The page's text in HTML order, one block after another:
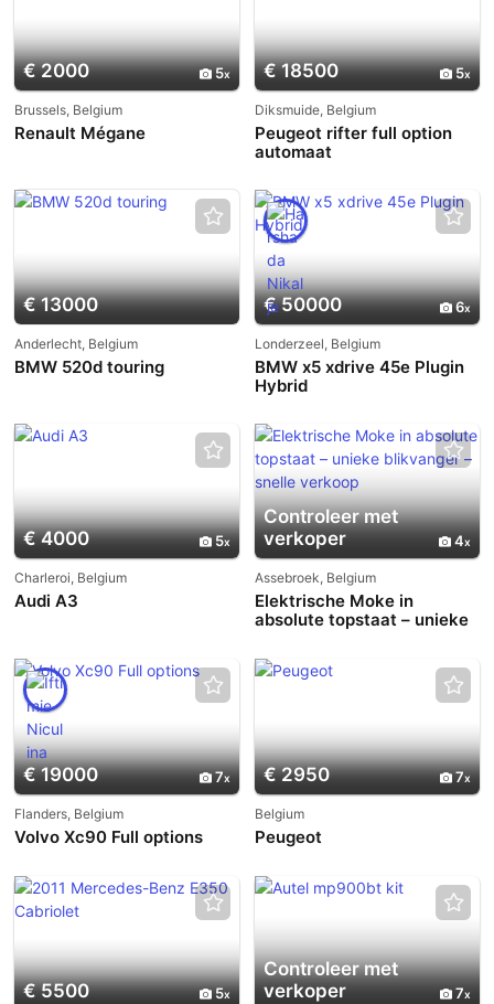
€ 2000 5
Brussels, Belgium
Renault Mégane
€ 18500 5
Diksmuide, Belgium
Peugeot rifter full option
automaat
€ 13000
Anderlecht, Belgium
BMW 520d touring
€ 50000 6
Londerzeel, Belgium
BMW x5 xdrive 45e Plugin
Hybrid
€ 4000 5
Charleroi, Belgium
Audi A3
Controleer met
verkoper
4
Assebroek, Belgium
Elektrische Moke in
absolute topstaat – unieke
€ 19000 7
Flanders, Belgium
Volvo Xc90 Full options
€ 2950 7
Belgium
Peugeot
€ 5500 5
Controleer met
verkoper
7